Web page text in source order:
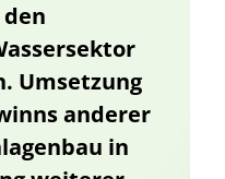
Umsetzung
anderer
in